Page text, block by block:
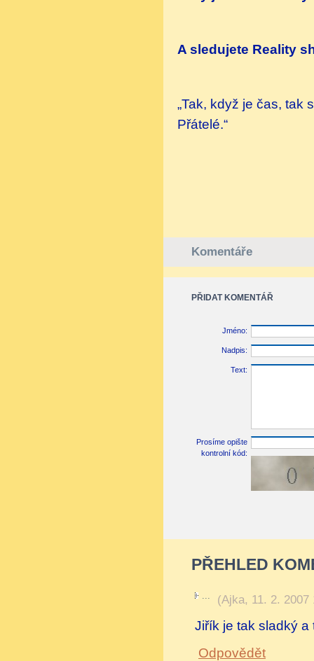
A sledujete Reality
„Tak, když je čas, tak
Přátelé.“
Komentáře
PŘIDAT KOMENTÁŘ
Jméno:
Nadpis:
Text:
Prosíme opište
kontrolní kód:
PŘEHLED
... (Ajka, 11. 2. 2007
Jiřík je tak sladký a
Odpovědět